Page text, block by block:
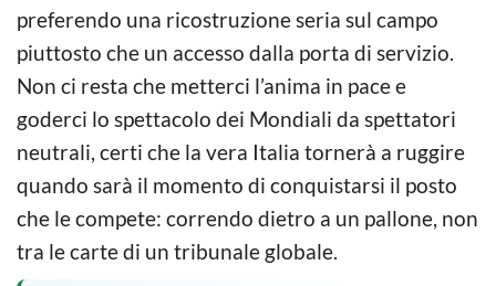
preferendo una ricostruzione seria sul campo
piuttosto che un accesso dalla porta di servizio.
Non ci resta che metterci l’anima in pace e
goderci lo spettacolo dei Mondiali da spettatori
neutrali, certi che la vera Italia tornerà a ruggire
quando sarà il momento di conquistarsi il posto
che le compete: correndo dietro a un pallone, non
tra le carte di un tribunale globale.